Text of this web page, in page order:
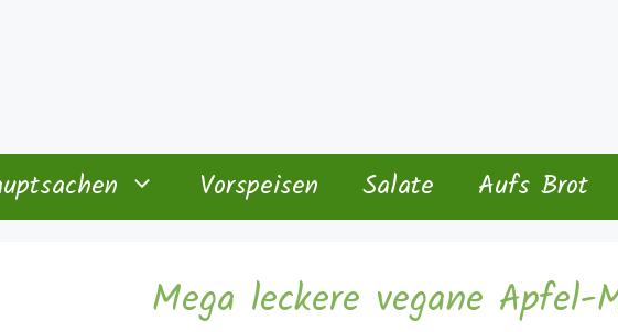
Vorspeisen Salate Aufs Brot
Mega leckere vegane Apfel-